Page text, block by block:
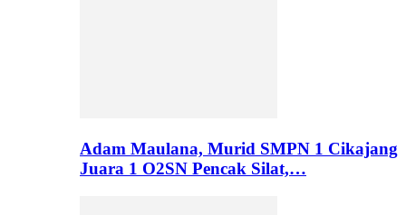
Adam Maulana, Murid SMPN 1 Cikajang
Juara 1 O2SN Pencak Silat,…